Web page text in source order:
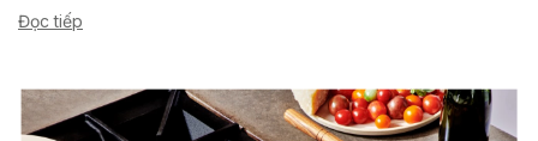
dầu...
Đọc tiếp